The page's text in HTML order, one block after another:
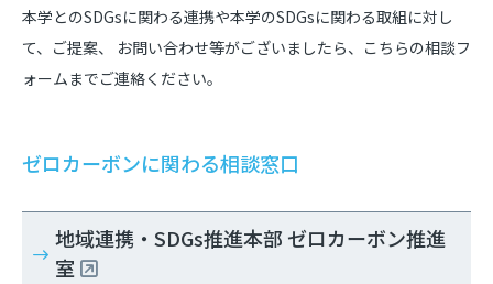
本学とのSDGsに関わる連携や本学のSDGsに関わる取組に対し
て、ご提案、 お問い合わせ等がございましたら、こちらの相談フ
ォームまでご連絡ください。
ゼロカーボンに関わる相談窓口
地域連携・SDGs推進本部 ゼロカーボン推進
室